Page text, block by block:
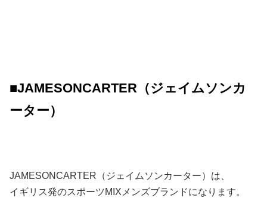
■JAMESONCARTER（ジェイムソンカ
ーター）
JAMESONCARTER（ジェイムソンカーター）は、
イギリス発のスポーツMIXメンズブランドになります。